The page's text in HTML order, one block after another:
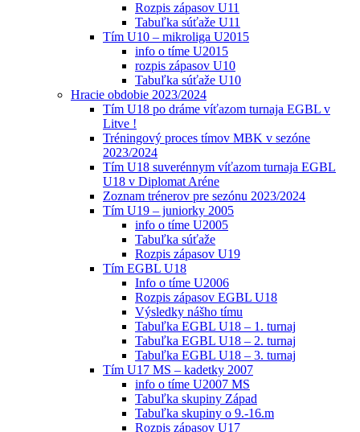
Rozpis zápasov U11
Tabuľka súťaže U11
Tím U10 – mikroliga U2015
info o tíme U2015
rozpis zápasov U10
Tabuľka súťaže U10
Hracie obdobie 2023/2024
Tím U18 po dráme víťazom turnaja EGBL v
Litve !
Tréningový proces tímov MBK v sezóne
2023/2024
Tím U18 suverénnym víťazom turnaja EGBL
U18 v Diplomat Aréne
Zoznam trénerov pre sezónu 2023/2024
Tím U19 – juniorky 2005
info o tíme U2005
Tabuľka súťaže
Rozpis zápasov U19
Tím EGBL U18
Info o tíme U2006
Rozpis zápasov EGBL U18
Výsledky nášho tímu
Tabuľka EGBL U18 – 1. turnaj
Tabuľka EGBL U18 – 2. turnaj
Tabuľka EGBL U18 – 3. turnaj
Tím U17 MS – kadetky 2007
info o tíme U2007 MS
Tabuľka skupiny Západ
Tabuľka skupiny o 9.-16.m
Rozpis zápasov U17